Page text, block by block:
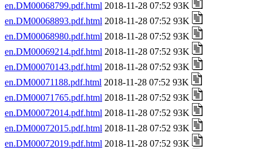
en.DM00068799.pdf.html 2018-11-28 07:52 93K
en.DM00068893.pdf.html 2018-11-28 07:52 93K
en.DM00068980.pdf.html 2018-11-28 07:52 93K
en.DM00069214.pdf.html 2018-11-28 07:52 93K
en.DM00070143.pdf.html 2018-11-28 07:52 93K
en.DM00071188.pdf.html 2018-11-28 07:52 93K
en.DM00071765.pdf.html 2018-11-28 07:52 93K
en.DM00072014.pdf.html 2018-11-28 07:52 93K
en.DM00072015.pdf.html 2018-11-28 07:52 93K
en.DM00072019.pdf.html 2018-11-28 07:52 93K